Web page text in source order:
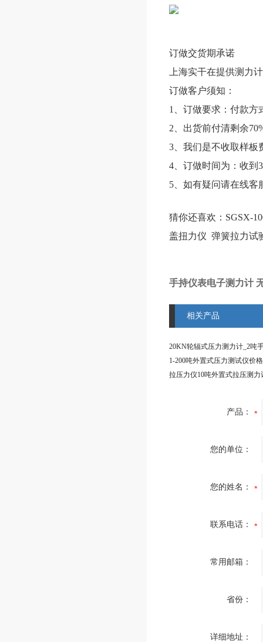
订做交货期承诺
上海实干在提供测力
订做客户须知：
1、订做要求：付款方
2、出货前付清剩余
3、我们是不收取样板
4、订做时间为：收到
5、如有疑问请在线客
猜你还喜欢： SGSX-
盖扭力仪 弹簧拉力试
手持仪表电子测力计
相关产品
产品：
您的单位：
您的姓名：
联系电话：
常用邮箱：
省份：
详细地址：